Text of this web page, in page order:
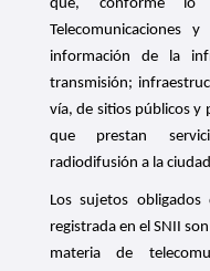
que, conforme lo
Telecomunicaciones
información de la
transmisión;
vía, de sitios públicos y
que prestan
radiodifusión a la
Los sujetos
registrada en el SNII
materia de